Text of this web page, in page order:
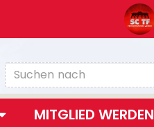
MITGLIED WERDEN